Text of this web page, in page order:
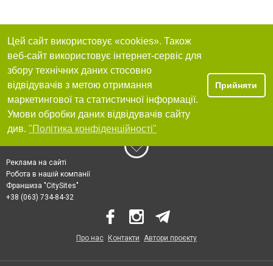
Цей сайт використовує «cookies». Також
веб-сайт використовує інтернет-сервіс для
збору технічних даних стосовно
відвідувачів з метою отримання
маркетингової та статистичної інформації.
Умови обробки даних відвідувачів сайту
див. "Політика конфіденційності"
Прийняти
Реклама на сайті
Робота в нашій компанії
Франшиза "CitySites"
+38 (063) 734-84-32
Про нас Контакти Автори проєкту